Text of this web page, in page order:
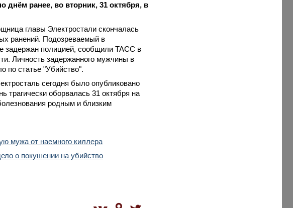
ранее, во вторник, 31 октября, в
главы Электростали скончалась
ранений. Подозреваемый в
задержан полицией, сообщили ТАСС в
Личность задержанного мужчины в
по статье "Убийство".
сегодня было опубликовано
трагически оборвалась 31 октября на
родным и близким
мужа от наемного киллера
о покушении на убийство